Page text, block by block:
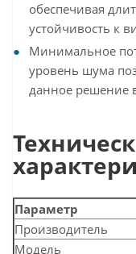
обеспечивая
устойчивость к
Минимальное
уровень шума
данное решение
Параметр
Производитель
Модель